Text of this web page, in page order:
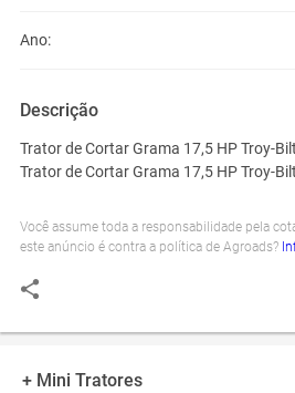
Ano:
Descrição
Trator de Cortar Grama 17,5 HP Troy-Bilt
Trator de Cortar Grama 17,5 HP Troy-Bilt
Você assume toda a responsabilidade pela
este anúncio é contra a política de Agroads?
+ Mini Tratores